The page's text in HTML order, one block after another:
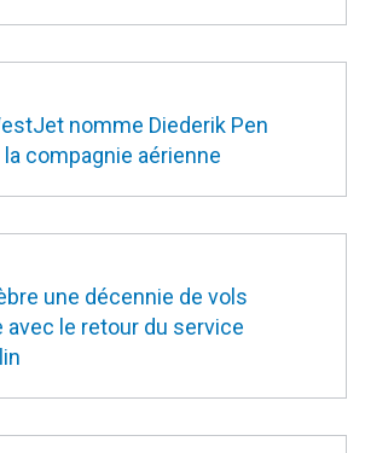
nomme Diederik Pen
compagnie aérienne
une décennie de vols
avec le retour du service